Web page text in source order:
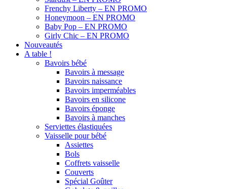
Frenchy Liberty – EN PROMO
Honeymoon – EN PROMO
Baby Pop – EN PROMO
Girly Chic – EN PROMO
Nouveautés
A table !
Bavoirs bébé
Bavoirs à message
Bavoirs naissance
Bavoirs imperméables
Bavoirs en silicone
Bavoirs éponge
Bavoirs à manches
Serviettes élastiquées
Vaisselle pour bébé
Assiettes
Bols
Coffrets vaisselle
Couverts
Spécial Goûter